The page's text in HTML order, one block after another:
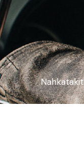
Nahkatakit